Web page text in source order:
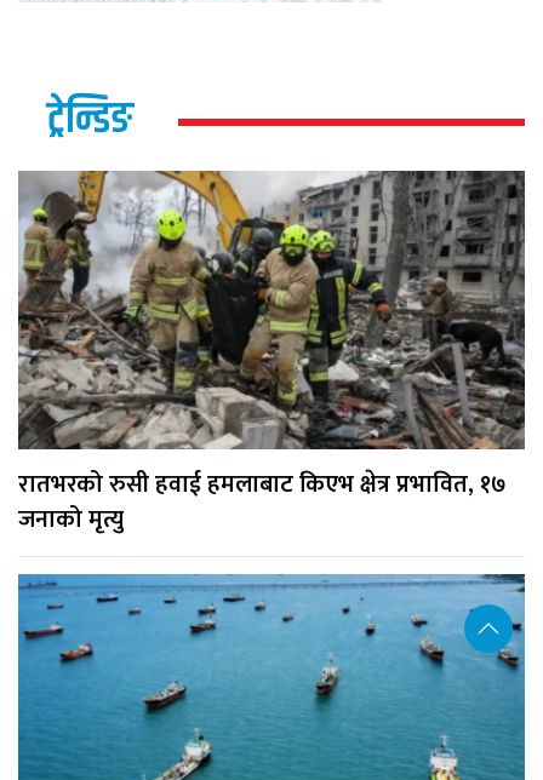
ट्रेन्डिङ
रातभरको रुसी हवाई हमलाबाट किएभ क्षेत्र प्रभावित, १७
जनाको मृत्यु